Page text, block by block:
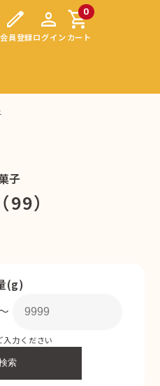
edit
会員登録
person
ログイン
0
shopping_cart
カート
子
）
(g)
入力ください
索